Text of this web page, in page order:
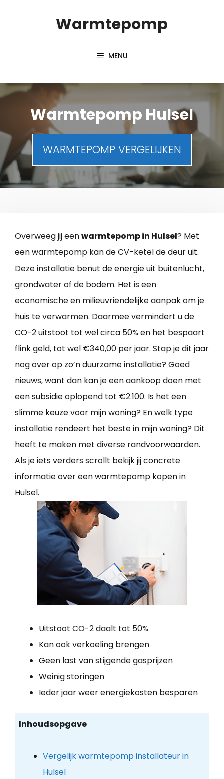
Warmtepomp
MENU
Warmtepomp Hulsel
WARMTEPOMP VERGELIJKEN
Overweeg jij eenwarmtepomp in Hulsel? Met
een warmtepomp kan de CV-ketel de deur uit.
Deze installatie benut de energie uit buitenlucht,
grondwater of de bodem. Het is een
economische en milieuvriendelijke aanpak om je
huis te verwarmen. Daarmee vermindert u de
CO-2 uitstoot tot wel circa 50% en het bespaart
flink geld, tot wel €340,00 per jaar. Stap je dit jaar
nog over op zo’n duurzame installatie? Goed
nieuws, want dan kan je een aankoop doen met
een subsidie oplopend tot €2.100. Is het een
slimme keuze voor mijn woning? En welk type
installatie rendeert het beste in mijn woning? Dit
heeft te maken met diverse randvoorwaarden.
Als je iets verders scrollt bekijk jij concrete
informatie over een warmtepomp kopen in
Hulsel.
Uitstoot CO-2 daalt tot 50%
Kan ook verkoeling brengen
Geen last van stijgende gasprijzen
Weinig storingen
Ieder jaar weer energiekosten besparen
Inhoudsopgave
Vergelijk warmtepomp installateur in
Hulsel